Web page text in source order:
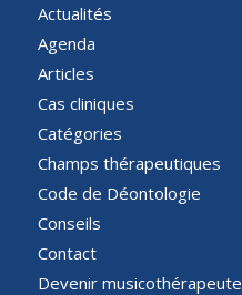
Actualités
Agenda
Articles
Cas cliniques
Catégories
Champs thérapeutiques
Code de Déontologie
Conseils
Contact
Devenir musicothérapeute